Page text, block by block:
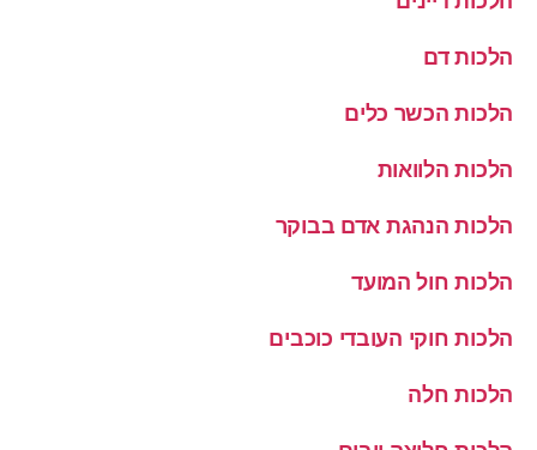
הלכות דם
הלכות הכשר כלים
הלכות הלוואות
הלכות הנהגת אדם בבוקר
הלכות חול המועד
הלכות חוקי העובדי כוכבים
הלכות חלה